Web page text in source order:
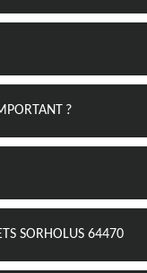
?
SORHOLUS 64470